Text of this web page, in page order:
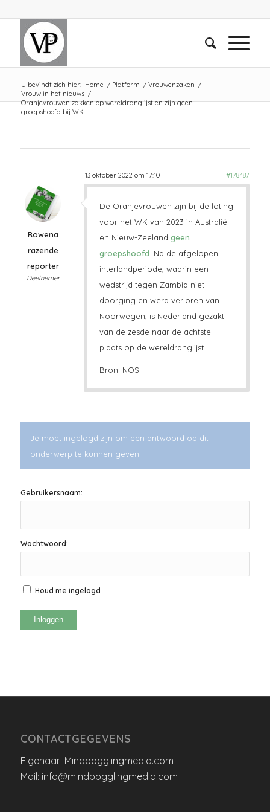
U bevindt zich hier: Home / Platform / Vrouwenzaken /
Vrouw in het nieuws /
Oranjevrouwen zakken op wereldranglijst en zijn geen
groepshoofd bij WK
13 oktober 2022 om 17:10 #178487
Rowena
razende
reporter
Deelnemer
De Oranjevrouwen zijn bij de loting
voor het WK van 2023 in Australië
en Nieuw-Zeeland geen
groepshoofd . Na de afgelopen
interlandperiode, waarin een
wedstrijd tegen Zambia niet
doorging en werd verloren van
Noorwegen, is Nederland gezakt
van de zesde naar de achtste
plaats op de wereldranglijst.
Bron: NOS
Je moet ingelogd zijn om een antwoord op dit
onderwerp te kunnen geven.
Gebruikersnaam:
Wachtwoord:
Houd me ingelogd
Inloggen
CONTACTGEGEVENS
Eigenaar: Mindbogglingmedia.com
Mail: info@mindbogglingmedia.com